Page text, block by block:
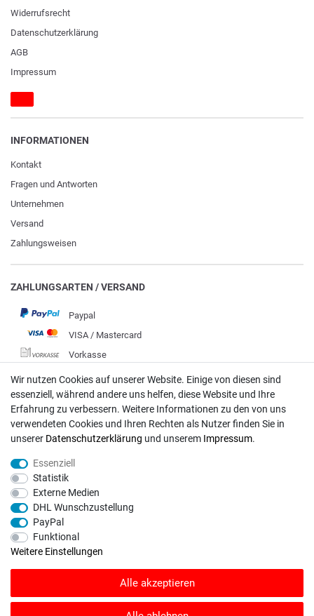
Widerrufs­recht
Daten­schutz­erklärung
AGB
Impressum
INFORMATIONEN
Kontakt
Fragen und Antworten
Unternehmen
Versand
Zahlungsweisen
ZAHLUNGSARTEN / VERSAND
Paypal
VISA / Mastercard
Vorkasse
DHL
Deutsche Post
Bei Fragen wenden Sie sich direkt an unser Service-Team.
info@rasentraktoren-motoren.de
MA-Versand GmbH, 53925 Kall, In der Laach 1-3
SHOPVOTE Bewertungen. SHOPVOTE setzt automatische und manuelle
Wir nutzen Cookies auf unserer Website. Einige von diesen sind
essenziell, während andere uns helfen, diese Website und Ihre
Erfahrung zu verbessern. Weitere Informationen zu den von uns
verwendeten Cookies und Ihren Rechten als Nutzer finden Sie in
unserer Daten­schutz­erklärung und unserem Impressum.
Essenziell
Statistik
Externe Medien
DHL Wunschzustellung
PayPal
Funktional
Weitere Einstellungen
Alle akzeptieren